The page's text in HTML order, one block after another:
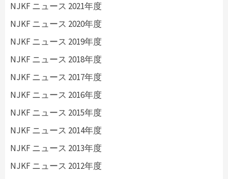
NJKF ニュース 2021年度
NJKF ニュース 2020年度
NJKF ニュース 2019年度
NJKF ニュース 2018年度
NJKF ニュース 2017年度
NJKF ニュース 2016年度
NJKF ニュース 2015年度
NJKF ニュース 2014年度
NJKF ニュース 2013年度
NJKF ニュース 2012年度